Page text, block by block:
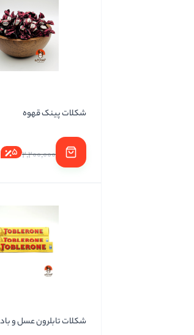
شکلات پینک قهوه
5 2,200,000
شکلات تابلرون عسل و